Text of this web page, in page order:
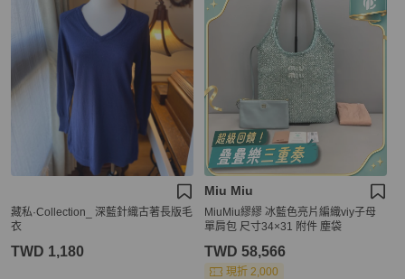
藏私·Collection_ 深藍針織古著長版毛
衣
TWD 1,180
Miu Miu
MiuMiu繆繆 冰藍色亮片編織viy子母
單肩包 尺寸34×31 附件 塵袋
TWD 58,566
現折 2,000